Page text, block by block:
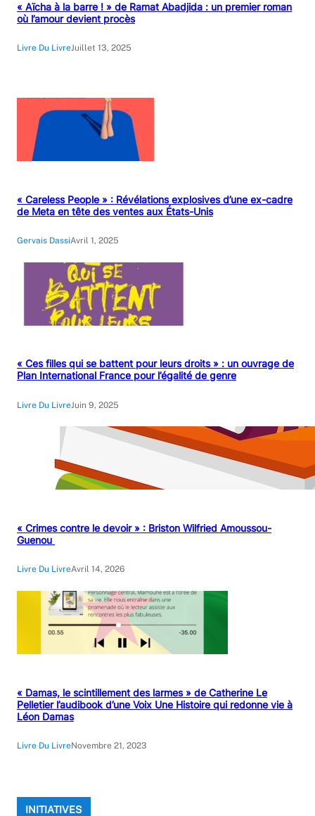
« Aïcha à la barre ! » de Ramat Abadjida : un premier roman
où l’amour devient procès
Livre Du LivreJuillet 13, 2025
« Careless People » : Révélations explosives d’une ex-cadre
de Meta en tête des ventes aux États-Unis
Gervais DassiAvril 1, 2025
« Ces filles qui se battent pour leurs droits » : un ouvrage de
Plan International France pour l’égalité de genre
Livre Du LivreJuin 9, 2025
« Crimes contre le devoir » : Briston Wilfried Amoussou-
Guenou
Livre Du LivreAvril 14, 2026
« Damas, le scintillement des larmes » de Catherine Le
Pelletier l’audibook d’une Voix Une Histoire qui redonne vie à
Léon Damas
Livre Du LivreNovembre 21, 2023
INITIATIVES